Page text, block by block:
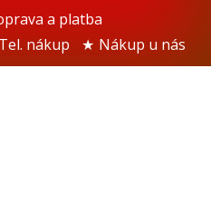
a platba
Tel. nákup Nákup u nás